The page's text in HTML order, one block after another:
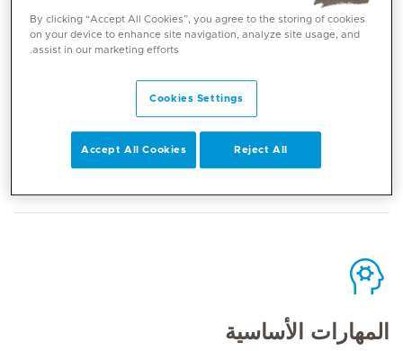
Mediclinic Middle East Corporate Office
المهارات الأساسية
By clicking “Accept All Cookies”, you agree to the storing of cookies
on your device to enhance site navigation, analyze site usage, and
assist in our marketing efforts.
Cookies Settings
Reject All
Accept All Cookies